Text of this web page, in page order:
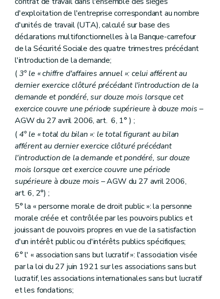
d'exploitation de l'entreprise correspondant au nombre
d'unités de travail (UTA), calculé sur base des
déclarations multifonctionnelles à la Banque-carrefour
de la Sécurité Sociale des quatre trimestres précédant
l'introduction de la demande;
(3° le « chiffre d'affaires annuel »: celui afférent au
dernier exercice clôturé précédant l'introduction de la
demande et pondéré, sur douze mois lorsque cet
exercice couvre une période supérieure à douze mois –
AGW du 27 avril 2006, art. 6, 1° ) ;
(4° le « total du bilan »: le total figurant au bilan
afférent au dernier exercice clôturé précédant
l'introduction de la demande et pondéré, sur douze
mois lorsque cet exercice couvre une période
supérieure à douze mois – AGW du 27 avril 2006,
art. 6, 2°) ;
5° la « personne morale de droit public »: la personne
morale créée et contrôlée par les pouvoirs publics et
jouissant de pouvoirs propres en vue de la satisfaction
d'un intérêt public ou d'intérêts publics spécifiques;
6° l' « association sans but lucratif »: l'association visée
par la loi du 27 juin 1921 sur les associations sans but
lucratif, les associations internationales sans but lucratif
et les fondations;